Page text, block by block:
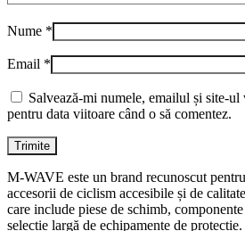
Nume *
Email *
Salvează-mi numele, emailul și site-
pentru data viitoare când o să comentez.
M-WAVE este un brand recunoscut
accesorii de ciclism accesibile și de
care include piese de schimb,
selecție largă de echipamente de